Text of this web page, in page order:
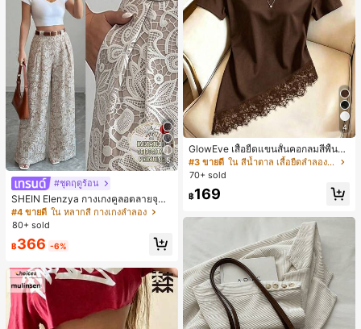
5
#ชุดฤดูร้อน
SHEIN Elenzya กางเกงคูลอตลายจุดเ
อวสูงแบบใหม่สำหรับฤดูใบไม้ผลิ/ฤดูร้อ
น, สไตล์หรูหราเหมาะสำหรับใส่ในชีวิต
ทจสำหรับฤดูรับปริญญา, เทศกาลดนตร
#4 ขายดี ใน หลากสี กางเกงลำลอง
80+ sold
฿366 -6%
4
GlowEve เสื้อยืดแขนสั้นคอกลมสีพื้นลำ
ลองอเนกประสงค์สำหรับผู้หญิง
#3 ขายดี
ใน สีน้ำตาล เสื้อยืดลำลองพื้นฐาน
70+ sold
฿169